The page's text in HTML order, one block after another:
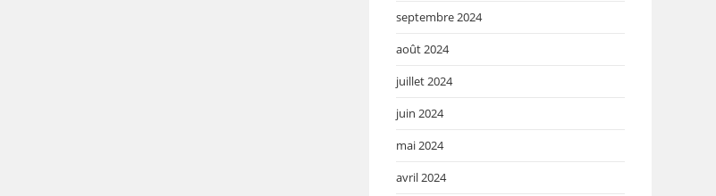
septembre 2024
août 2024
juillet 2024
juin 2024
mai 2024
avril 2024